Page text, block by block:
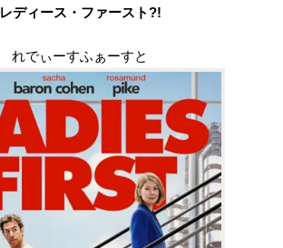
レディース・ファースト?!
れでぃーすふぁーすと